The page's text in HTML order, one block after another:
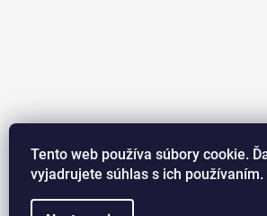
Tento web používa súbory cookie.
vyjadrujete súhlas s ich